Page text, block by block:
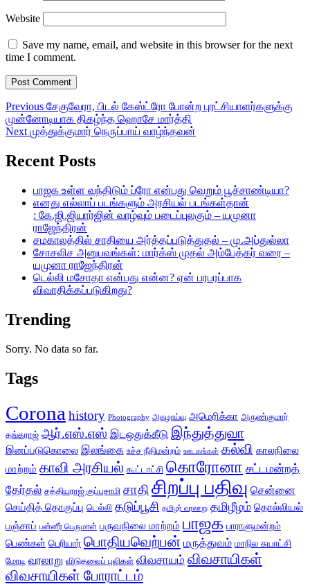
Website
Save my name, email, and website in this browser for the next
time I comment.
Post
navigation
Previous Previous
post:
சேகுவேரா, பிடல் கேஸ்ட்ரோ போன்ற புரட்சியாளர்களுக்கு
முன்னோடியாக திகழ்ந்த ஹொசே மார்த்தி
Next Next
முத்துக்குமார் நெருப்பாய் வாழ்ந்தவன்
Recent Posts
பாஜக உள்ள வந்திடும் ப்ரோ என்பது வெறும் பூச்சாண்டியா?
எனது எல்லாப் படங்களும் அரசியல் படங்கள்தான்
: கே.ஜி.ஜியார்ஜின் வாழ்வும் படைப்புலகும் – யமுனா
ராஜேந்திரன்
சமகாலத்தில் சாதியை அர்த்தப்படுத்துதல் – மு.அப்துல்லா
சோசலிச அனுபவங்கள்: மார்க்ஸ் முதல் அம்பேத்கர் வரை –
யமுனா ராஜேந்திரன்
டெல்லி மசோதா என்பது என்ன? ஏன் பரபரப்பாக
விவாதிக்கப்படுகிறது?
Trending
Sorry. No data so far.
Tags
Corona history Photography அகழாய்வு அமெரிக்கா அருண்குமார்
தங்கராஜ் ஆர்.எஸ்.எஸ் இடஒதுக்கீடு இந்துத்துவா
இனப்படுகொலை இலங்கை உச்ச நீதிமன்றம் ஊடகங்கள் கல்வி காலநிலை
மாற்றம் காவி அரசியல் கூட்டாட்சி கொரோனா சட்டமன்றத்
தேர்தல் சத்தியராஜ் குப்புசாமி சாதிசிறப்பு பதிவு சென்னை
செய்தித் தொகுப்பு டெல்லி தடுப்பூசி தமிழர் வரலாறு தமிழீழம் தொல்லியல்
பஞ்சாப் பன்னீர் பெருமாள் பருவநிலை மாற்றம் பாஜக பாராளுமன்றம்
பெண்கள் பெரியார் பொதியவெற்பன் மருத்துவம் மாநில சுயாட்சி
மோடி வரலாறு விடுதலைப் புலிகள் விவசாயம் விவசாயிகள்
விவசாயிகள் போராட்டம்